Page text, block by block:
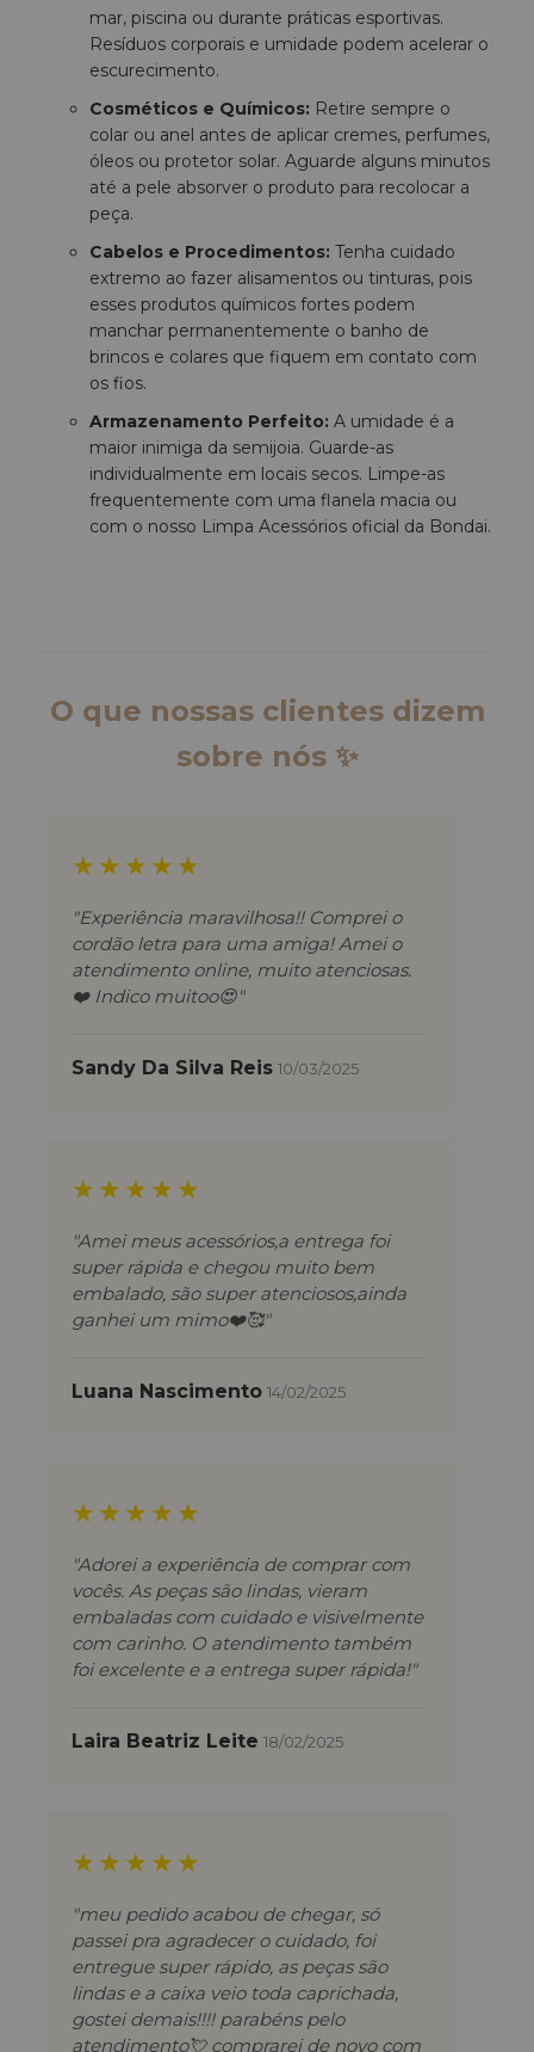
mar, piscina ou durante práticas esportivas.
Resíduos corporais e umidade podem acelerar o
escurecimento.
Cosméticos e Químicos: Retire sempre o
colar ou anel antes de aplicar cremes, perfumes,
óleos ou protetor solar. Aguarde alguns minutos
até a pele absorver o produto para recolocar a
peça.
Cabelos e Procedimentos: Tenha cuidado
extremo ao fazer alisamentos ou tinturas, pois
esses produtos químicos fortes podem
manchar permanentemente o banho de
brincos e colares que fiquem em contato com
os fios.
Armazenamento Perfeito: A umidade é a
maior inimiga da semijoia. Guarde-as
individualmente em locais secos. Limpe-as
frequentemente com uma flanela macia ou
com o nosso Limpa Acessórios oficial da Bondai.
O que nossas clientes dizem
sobre nós ✨
★★★★★
"Experiência maravilhosa!! Comprei o
cordão letra para uma amiga! Amei o
atendimento online, muito atenciosas.
❤️ Indico muitoo😍"
Sandy Da Silva Reis 10/03/2025
★★★★★
"Amei meus acessórios,a entrega foi
super rápida e chegou muito bem
embalado, são super atenciosos,ainda
ganhei um mimo❤️🥰"
Luana Nascimento 14/02/2025
★★★★★
"Adorei a experiência de comprar com
vocês. As peças são lindas, vieram
embaladas com cuidado e visivelmente
com carinho. O atendimento também
foi excelente e a entrega super rápida!"
Laira Beatriz Leite 18/02/2025
★★★★★
"meu pedido acabou de chegar, só
passei pra agradecer o cuidado, foi
entregue super rápido, as peças são
lindas e a caixa veio toda caprichada,
gostei demais!!!! parabéns pelo
atendimento💘 comprarei de novo com